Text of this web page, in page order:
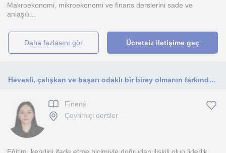
Makroekonomi, mikroekonomi ve finans derslerini sade ve
anlaşılı...
daha fazlasını gör Ücretsiz iletişime geç
Hevesli, çalışkan ve başarı odaklı bir birey olmanın farkındalığını taşımakla beraber bilginin peşinde koşmaktan haz alan.
Finans
Çevrimiçi dersler